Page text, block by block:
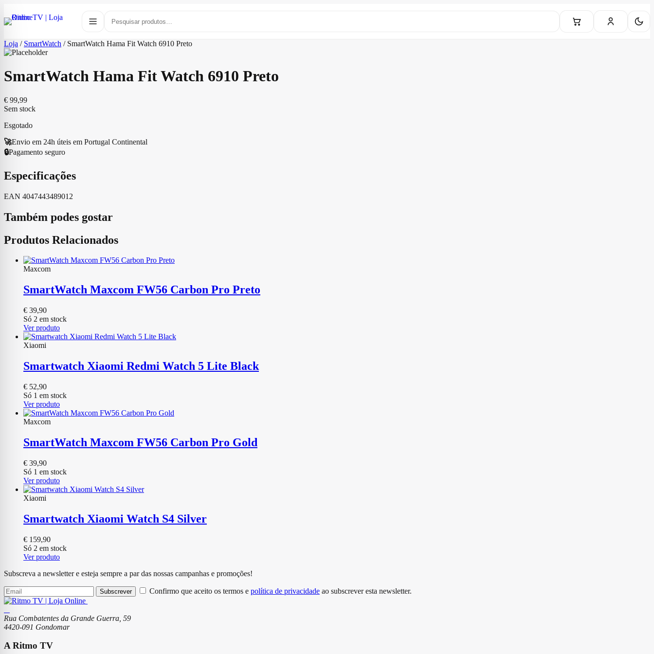
Loja / SmartWatch / SmartWatch Hama Fit Watch 6910 Preto
SmartWatch Hama Fit Watch 6910 Preto
€ 99,99
Sem stock
Esgotado
🚀Envio em 24h úteis em Portugal Continental
🔒Pagamento seguro
Especificações
EAN 4047443489012
Também podes gostar
Produtos Relacionados
Maxcom
SmartWatch Maxcom FW56 Carbon Pro Preto
€ 39,90
Só 2 em stock
Ver produto
Xiaomi
Smartwatch Xiaomi Redmi Watch 5 Lite Black
€ 52,90
Só 1 em stock
Ver produto
Maxcom
SmartWatch Maxcom FW56 Carbon Pro Gold
€ 39,90
Só 1 em stock
Ver produto
Xiaomi
Smartwatch Xiaomi Watch S4 Silver
€ 159,90
Só 2 em stock
Ver produto
Subscreva a newsletter e esteja sempre a par das nossas campanhas e promoções!
Subscrever Confirmo que aceito os termos e política de privacidade ao subscrever esta newsletter.
Rua Combatentes da Grande Guerra, 59
4420-091 Gondomar
A Ritmo TV